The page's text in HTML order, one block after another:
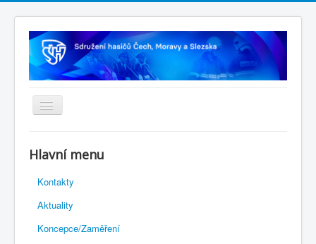
Rejstřík sportu
Novelizace Stanov SH ČMS
Plán činnosti 2026
Kalendář akcí
Hlavní menu
Kontakty
Aktuality
Koncepce/Zaměření